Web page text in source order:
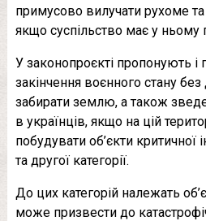
примусово вилучати рухоме
якщо суспільство має у ньому
У законопроєкті пропонують і
закінчення воєнного стану
забирати землю, а також
в українців, якщо на цій
побудувати об’єкти критичної
та другої категорії.
До цих категорій належать
може призвести до